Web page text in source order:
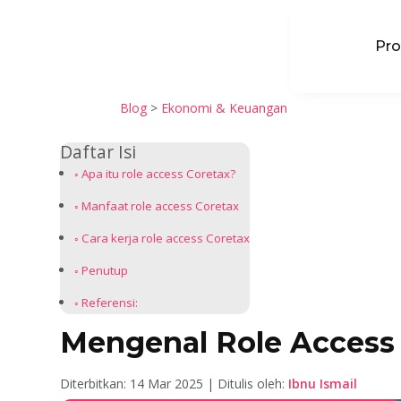
Blog> Ekonomi & Keuangan
Daftar Isi
Apa itu role access Coretax?
Manfaat role access Coretax
Cara kerja role access Coretax
Penutup
Referensi:
Mengenal Role
Diterbitkan: 14 Mar 2025 | Ditulis oleh: Ibnu Ismail